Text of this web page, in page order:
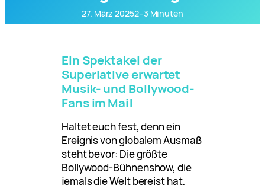
27. März 20252–3 Minuten
Ein Spektakel der
Superlative erwartet
Musik- und Bollywood-
Fans im Mai!
Haltet euch fest, denn ein
Ereignis von globalem Ausmaß
steht bevor: Die größte
Bollywood-Bühnenshow, die
jemals die Welt bereist hat,